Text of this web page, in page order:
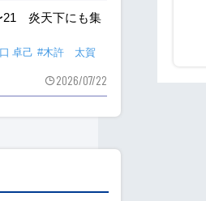
21 炎天下にも集
卓己 #木許 太賀
2026/07/22